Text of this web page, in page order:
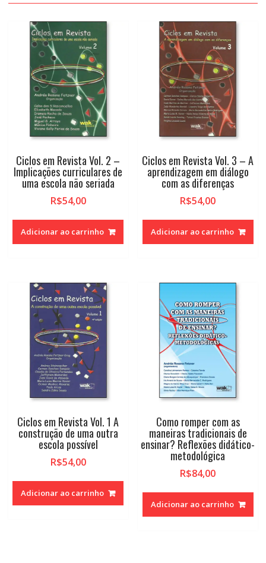
Ciclos em Revista Vol. 2 –
Implicações curriculares de
uma escola não seriada
R$54,00
Adicionar ao carrinho
Ciclos em Revista Vol. 3 – A
aprendizagem em diálogo
com as diferenças
R$54,00
Adicionar ao carrinho
Ciclos em Revista Vol. 1 A
construção de uma outra
escola possível
R$54,00
Adicionar ao carrinho
Como romper com as
maneiras tradicionais de
ensinar? Reflexões didático-
metodológica
R$84,00
Adicionar ao carrinho